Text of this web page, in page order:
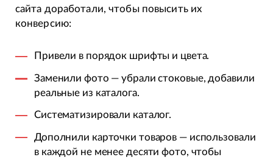
сайта доработали, чтобы повысить их
конверсию:
Привели в порядок шрифты и цвета.
Заменили фото — убрали стоковые, добавили
реальные из каталога.
Систематизировали каталог.
Дополнили карточки товаров — использовали
в каждой не менее десяти фото, чтобы